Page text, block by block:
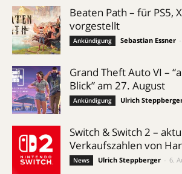
Beaten Path – für PS5,
vorgestellt
Ankündigung Sebastian Essner
Grand Theft Auto VI –
Blick” am 27. August
Ankündigung Ulrich
Switch & Switch 2 –
Verkaufszahlen von
News Ulrich Steppberger 6.